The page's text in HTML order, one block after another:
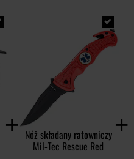
Nóż składany ratowniczy
Mil-Tec Rescue Red